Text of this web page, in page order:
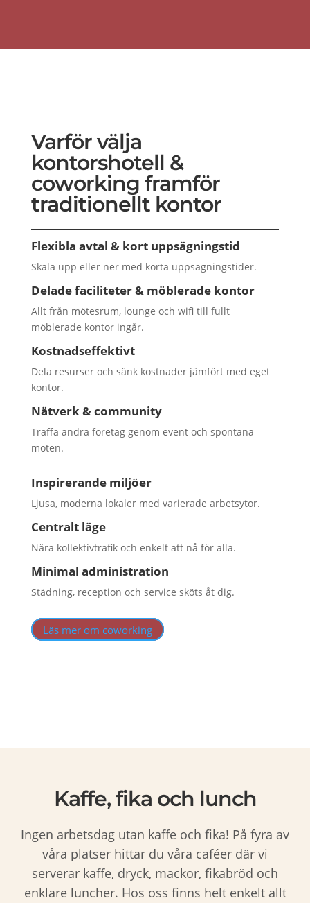
Varför välja
kontorshotell &
coworking framför
traditionellt kontor
Flexibla avtal & kort uppsägningstid
Skala upp eller ner med korta uppsägningstider.
Delade faciliteter & möblerade kontor
Allt från mötesrum, lounge och wifi till fullt
möblerade kontor ingår.
Kostnadseffektivt
Dela resurser och sänk kostnader jämfört med eget
kontor.
Nätverk & community
Träffa andra företag genom event och spontana
möten.
Inspirerande miljöer
Ljusa, moderna lokaler med varierade arbetsytor.
Centralt läge
Nära kollektivtrafik och enkelt att nå för alla.
Minimal administration
Städning, reception och service sköts åt dig.
Läs mer om coworking
Kaffe, fika och lunch
Ingen arbetsdag utan kaffe och fika! På fyra av
våra platser hittar du våra caféer där vi
serverar kaffe, dryck, mackor, fikabröd och
enklare luncher. Hos oss finns helt enkelt allt